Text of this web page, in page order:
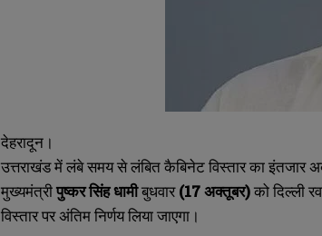
N
m
N
m
देहरादून।
उत्तराखंड में लंबे समय से लंबित कैबिनेट विस्तार का
मुख्यमंत्रीपुष्कर सिंह धामीबुधवार(17 अक्तूबर)को दिल्ली
विस्तार पर अंतिम निर्णय लिया जाएगा।